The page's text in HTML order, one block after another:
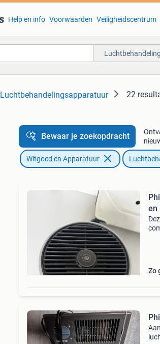
Help en info Voorwaarden Veiligheidscentrum
Luchtbehandelingsapparatuur 22
Bewaar je zoekopdracht
Witgoed en Apparatuur
en
Zo